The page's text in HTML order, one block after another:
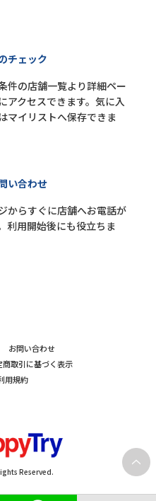
チェック
件の店舗一覧より詳細ペー
アクセスできます。気に入
マイリストへ保存できま
い合わせ
からすぐに店舗へお電話が
利用開始後にも役立ちま
お問い合わせ
商取引に基づく表示
用規約
Reserved.